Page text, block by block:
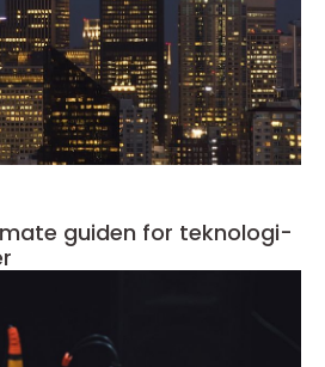
guiden for teknologi-